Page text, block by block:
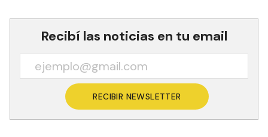
Recibí las noticias en tu email
RECIBIR NEWSLETTER